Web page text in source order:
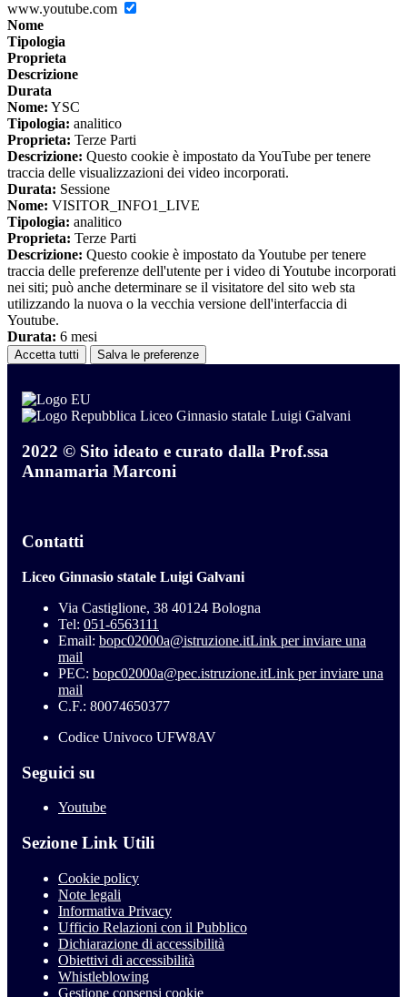
www.youtube.com
Nome
Tipologia
Proprieta
Descrizione
Durata
Nome: YSC
Tipologia: analitico
Proprieta: Terze Parti
Descrizione: Questo cookie è impostato da YouTube per tenere
traccia delle visualizzazioni dei video incorporati.
Durata: Sessione
Nome: VISITOR_INFO1_LIVE
Tipologia: analitico
Proprieta: Terze Parti
Descrizione: Questo cookie è impostato da Youtube per tenere
traccia delle preferenze dell'utente per i video di Youtube incorporati
nei siti; può anche determinare se il visitatore del sito web sta
utilizzando la nuova o la vecchia versione dell'interfaccia di
Youtube.
Durata: 6 mesi
Accetta tutti Salva le preferenze
Liceo Ginnasio statale Luigi Galvani
2022 © Sito ideato e curato dalla Prof.ssa
Annamaria Marconi
Contatti
Liceo Ginnasio statale Luigi Galvani
Via Castiglione, 38 40124 Bologna
Tel: 051-6563111
Email: bopc02000a@istruzione.itLink per inviare una
mail
PEC: bopc02000a@pec.istruzione.itLink per inviare una
mail
C.F.: 80074650377
Codice Univoco UFW8AV
Seguici su
Youtube
Sezione Link Utili
Cookie policy
Note legali
Informativa Privacy
Ufficio Relazioni con il Pubblico
Dichiarazione di accessibilità
Obiettivi di accessibilità
Whistleblowing
Gestione consensi cookie